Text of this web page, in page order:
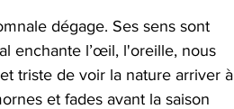
dégage. Ses sens sont
enchante l’œil, l'oreille, nous
triste de voir la nature arriver à
et fades avant la saison